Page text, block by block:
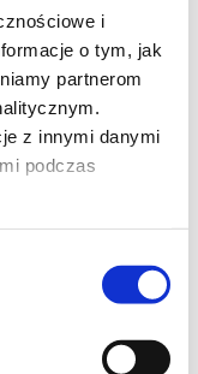
i
o tym, jak
partnerom
z innymi danymi
podczas